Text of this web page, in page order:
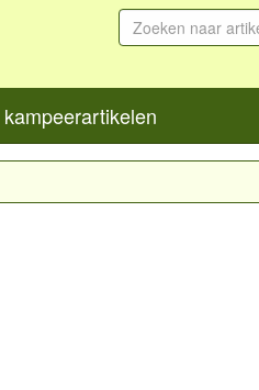
kampeerartikelen